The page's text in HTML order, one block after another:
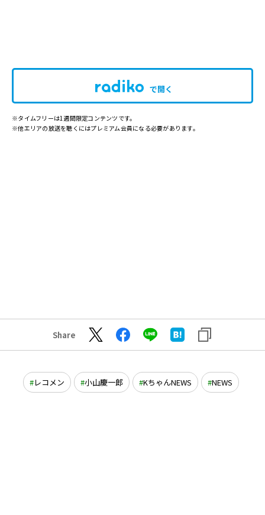
で開く
※タイムフリーは1週間限定コンテンツです。
※他エリアの放送を聴くにはプレミアム会員になる必要があります。
Share
レコメン 小山慶一郎 KちゃんNEWS NEWS